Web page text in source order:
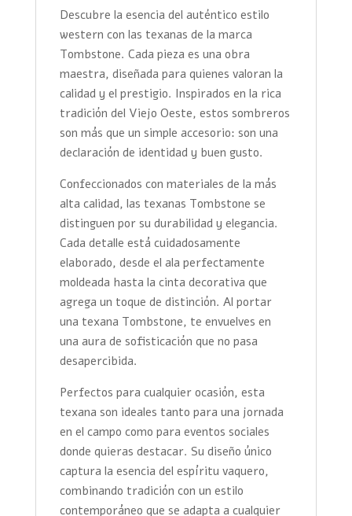
Descubre la esencia del auténtico estilo
western con las texanas de la marca
Tombstone. Cada pieza es una obra
maestra, diseñada para quienes valoran la
calidad y el prestigio. Inspirados en la rica
tradición del Viejo Oeste, estos sombreros
son más que un simple accesorio: son una
declaración de identidad y buen gusto.
Confeccionados con materiales de la más
alta calidad, las texanas Tombstone se
distinguen por su durabilidad y elegancia.
Cada detalle está cuidadosamente
elaborado, desde el ala perfectamente
moldeada hasta la cinta decorativa que
agrega un toque de distinción. Al portar
una texana Tombstone, te envuelves en
una aura de sofisticación que no pasa
desapercibida.
Perfectos para cualquier ocasión, esta
texana son ideales tanto para una jornada
en el campo como para eventos sociales
donde quieras destacar. Su diseño único
captura la esencia del espíritu vaquero,
combinando tradición con un estilo
contemporáneo que se adapta a cualquier